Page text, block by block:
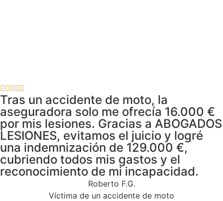
Tras un accidente de moto, la
aseguradora solo me ofrecía 16.000 €
por mis lesiones. Gracias a ABOGADOS
LESIONES, evitamos el juicio y logré
una indemnización de 129.000 €,
cubriendo todos mis gastos y el
reconocimiento de mi incapacidad.
Roberto F.G.
Víctima de un accidente de moto